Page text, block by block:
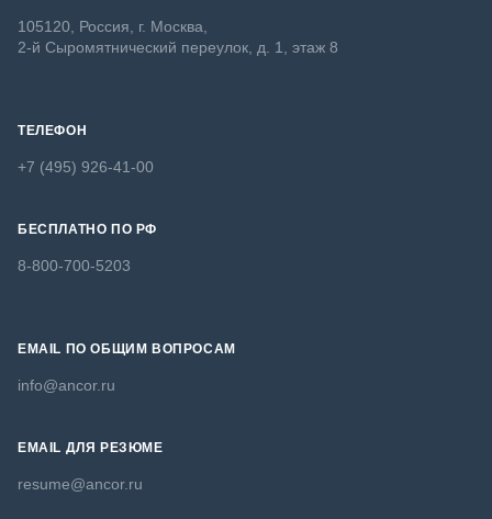
105120, Россия, г. Москва,
2-й Сыромятнический переулок, д. 1, этаж 8
ТЕЛЕФОН
+7 (495) 926-41-00
БЕСПЛАТНО ПО РФ
8-800-700-5203
EMAIL ПО ОБЩИМ ВОПРОСАМ
info@ancor.ru
EMAIL ДЛЯ РЕЗЮМЕ
resume@ancor.ru